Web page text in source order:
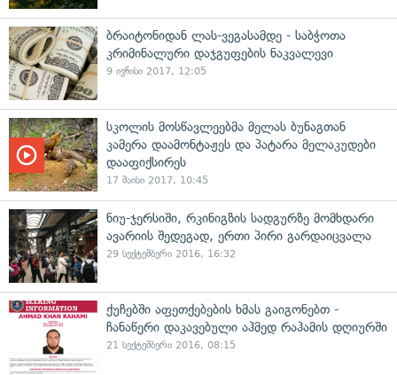
ბრაიტონიდან ლას-ვეგასამდე - საბჭოთა
კრიმინალური დაჯგუფების ნაკვალევი
9 ივნისი 2017, 12:05
სკოლის მოსწავლეებმა მელას ბუნაგთან
კამერა დაამონტაჟეს და პატარა მელაკუდები
დააფიქსირეს
17 მაისი 2017, 10:45
ნიუ-ჯერსიში, რკინიგზის სადგურზე მომხდარი
ავარიის შედეგად, ერთი პირი გარდაიცვალა
29 სექტემბერი 2016, 16:32
ქუჩებში აფეთქებების ხმას გაიგონებთ -
ჩანაწერი დაკავებული აჰმედ რაჰამის დღიურში
21 სექტემბერი 2016, 08:15